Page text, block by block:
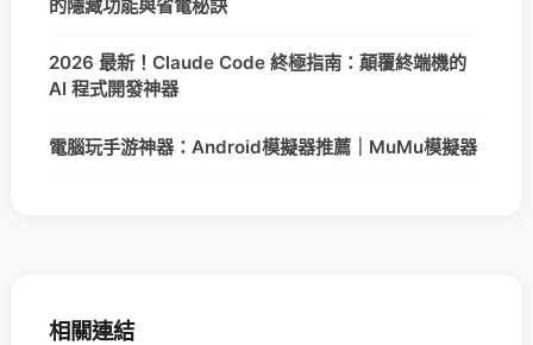
的隱藏功能與省電秘訣
2026 最新！Claude Code 終極指南：顛覆終端機的
AI 程式開發神器
電腦玩手游神器：Android模擬器推薦｜MuMu模擬器
相關連結